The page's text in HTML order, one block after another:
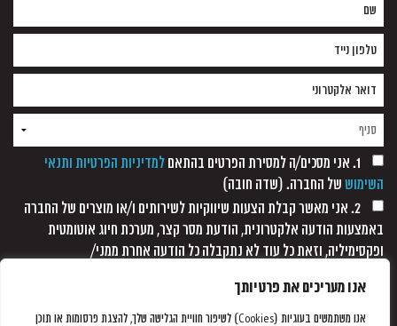
אנו מעריכים את פרטיותך
אנו משתמשים בעוגיות (Cookies) לשיפור חוויית הגלישה שלך, להצגת פרסומות או תוכן
1. אני מסכים/ה למסירת הפרטים בהתאם
למדיניות הפרטיות ותנאי
השימוש של החברה. (שדה חובה)
2. אני מאשר קבלת הצעות שיווקיות לשירותים ו/או מוצרים של החברה
באמצעות הודעה אלקטרונית, הודעת מסר קצר, מערכת חיוג אוטומטית
ופקסימיליה, וזאת כל עוד לא נתקבלה כל הודעה אחרת ממני/